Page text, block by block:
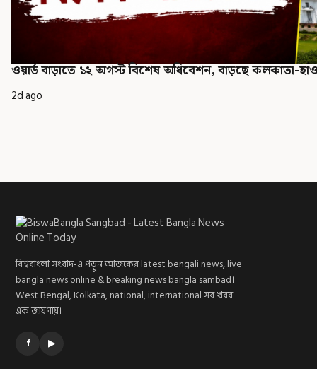
ওয়ার্ড বাড়াতে ১২ অগস্ট বিশেষ অধিবেশন, বাড়ছে কলকাতা-
2d ago
বিশ্ববাংলা সংবাদ-এ পড়ুন আজকের latest bengali news, live
bangla news online & breaking news bangla sambad।
West Bengal, Kolkata, national, international সব খবর
এক জায়গায়।
f ▶